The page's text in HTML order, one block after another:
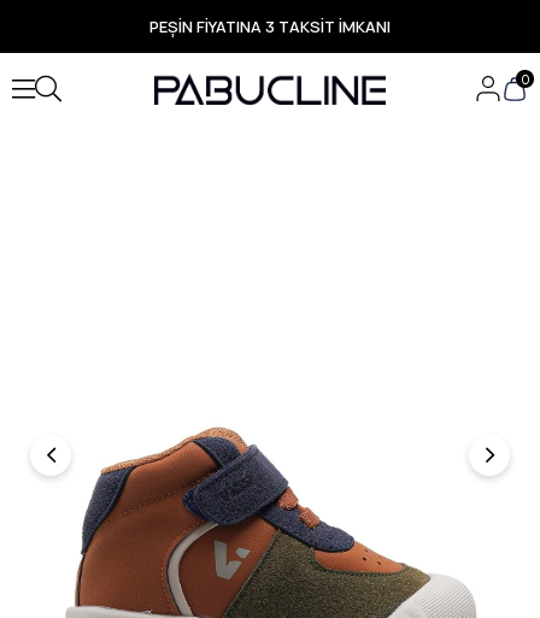
PEŞİN FİYATINA 3 TAKSİT İMKANI
TÜM ÜRÜNLERDE ÜCRETSİZ KARGO
Yeni Sezon Ürünlerde Özel Fırsatlar
Seçili Ürünlerde Hızlı Teslimat
0